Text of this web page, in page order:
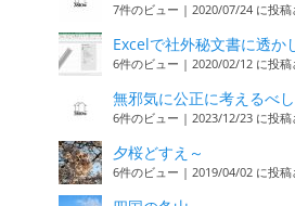
7件のビュー | 2020/07/24 に投稿
Excelで社外秘文書に透か
6件のビュー | 2020/02/12 に投稿
無邪気に公正に考えるべし
6件のビュー | 2023/12/23 に投稿
夕桜どすえ～
6件のビュー | 2019/04/02 に投稿